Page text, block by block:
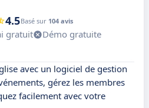
4.5Basé sur 104 avis
gratuit
Démo gratuite
avec un logiciel de gestion
gérez les membres
facilement avec votre